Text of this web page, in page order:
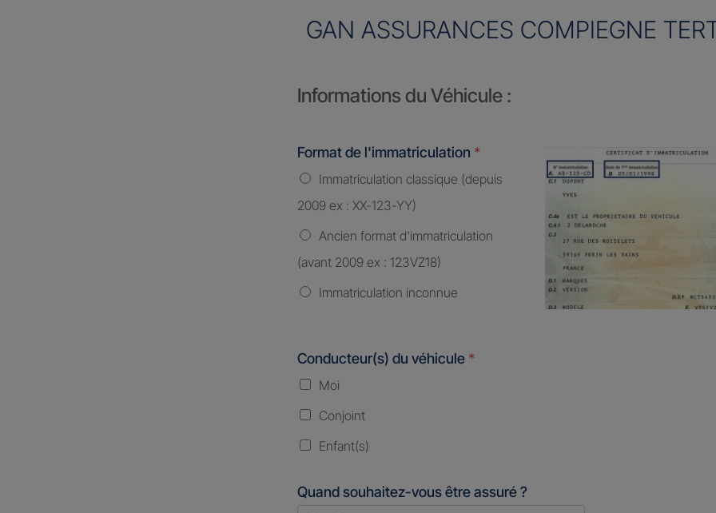
GAN ASSURANCES COMPIEGNE
Informations du Véhicule :
Format de l'immatriculation *
Immatriculation classique (depuis
2009 ex : XX-123-YY)
Ancien format d'immatriculation
(avant 2009 ex : 123VZ18)
Immatriculation inconnue
Conducteur(s) du véhicule *
Moi
Conjoint
Enfant(s)
Quand souhaitez-vous être assuré ?